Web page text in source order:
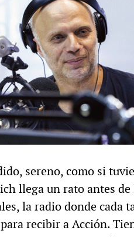
sereno, como si
llega un rato antes
la radio donde cada
recibir a Acción.